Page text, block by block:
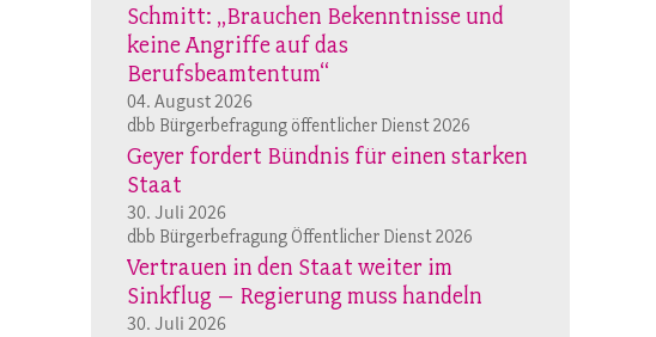
Schmitt: „Brauchen Bekenntnisse und
keine Angriffe auf das
Berufsbeamtentum“
04. August 2026
dbb Bürgerbefragung öffentlicher Dienst 2026
Geyer fordert Bündnis für einen starken
Staat
30. Juli 2026
dbb Bürgerbefragung Öffentlicher Dienst 2026
Vertrauen in den Staat weiter im
Sinkflug – Regierung muss handeln
30. Juli 2026